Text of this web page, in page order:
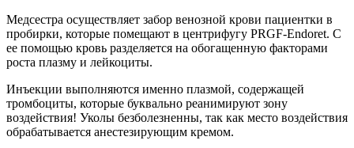
Медсестра осуществляет забор венозной крови пациентки в
пробирки, которые помещают в центрифугу PRGF-Endoret. С
ее помощью кровь разделяется на обогащенную факторами
роста плазму и лейкоциты.
Инъекции выполняются именно плазмой, содержащей
тромбоциты, которые буквально реанимируют зону
воздействия! Уколы безболезненны, так как место воздействия
обрабатывается анестезирующим кремом.